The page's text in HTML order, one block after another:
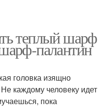
теплый шарф
палантин
головка изящно
каждому человеку идет
пока